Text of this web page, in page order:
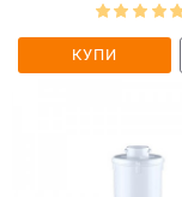
КУПИ